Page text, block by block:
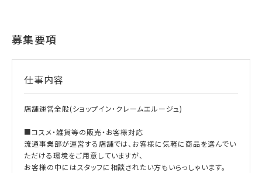
募集要項
仕事内容
店舗運営全般(ショップイン・クレームエルージュ)
■コスメ・雑貨等の販売・お客様対応
流通事業部が運営する店舗では、お客様に気軽に商品を選んでい
ただける環境をご用意していますが、
お客様の中にはスタッフに相談されたい方もいらっしゃいます。